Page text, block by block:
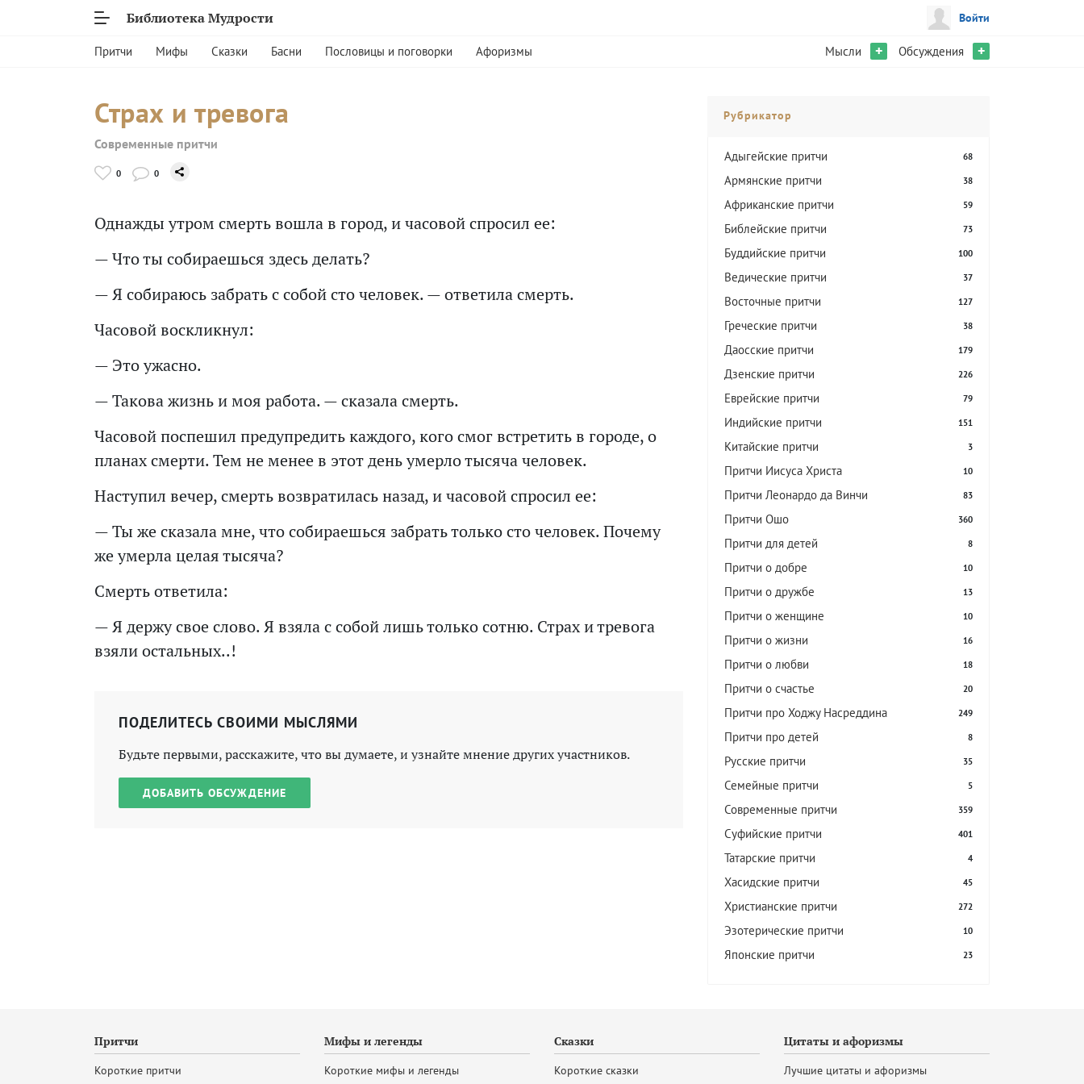
Библиотека Мудрости Войти
Притчи Мифы Сказки Басни Пословицы и поговорки Афоризмы Мысли + Обсуждения +
Страх и тревога
Современные притчи
0 0
Однажды утром смерть вошла в город, и часовой спросил ее:
— Что ты собираешься здесь делать?
— Я собираюсь забрать с собой сто человек. — ответила смерть.
Часовой воскликнул:
— Это ужасно.
— Такова жизнь и моя работа. — сказала смерть.
Часовой поспешил предупредить каждого, кого смог встретить в городе, о
планах смерти. Тем не менее в этот день умерло тысяча человек.
Наступил вечер, смерть возвратилась назад, и часовой спросил ее:
— Ты же сказала мне, что собираешься забрать только сто человек. Почему
же умерла целая тысяча?
Смерть ответила:
— Я держу свое слово. Я взяла с собой лишь только сотню. Страх и тревога
взяли остальных..!
ПОДЕЛИТЕСЬ СВОИМИ МЫСЛЯМИ
Будьте первыми, расскажите, что вы думаете, и узнайте мнение других участников.
ДОБАВИТЬ ОБСУЖДЕНИЕ
Рубрикатор
Адыгейские притчи 68
Армянские притчи 38
Африканские притчи 59
Библейские притчи 73
Буддийские притчи 100
Ведические притчи 37
Восточные притчи 127
Греческие притчи 38
Даосские притчи 179
Дзенские притчи 226
Еврейские притчи 79
Индийские притчи 151
Китайские притчи 3
Притчи Иисуса Христа 10
Притчи Леонардо да Винчи 83
Притчи Ошо 360
Притчи для детей 8
Притчи о добре 10
Притчи о дружбе 13
Притчи о женщине 10
Притчи о жизни 16
Притчи о любви 18
Притчи о счастье 20
Притчи про Ходжу Насреддина 249
Притчи про детей 8
Русские притчи 35
Семейные притчи 5
Современные притчи 359
Суфийские притчи 401
Татарские притчи 4
Хасидские притчи 45
Христианские притчи 272
Эзотерические притчи 10
Японские притчи 23
Притчи
Короткие притчи
Мифы и легенды
Короткие мифы и легенды
Сказки
Короткие сказки
Цитаты и афоризмы
Лучшие цитаты и афоризмы